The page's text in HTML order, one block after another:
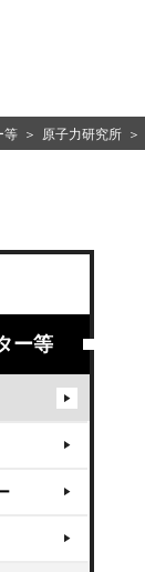
ー等
等 原子力研究所